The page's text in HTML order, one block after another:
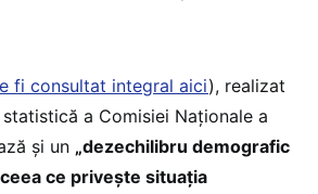
fi consultat integral aici), realizat
a Comisiei Naționale a
și un „dezechilibru demografic
ce privește situația